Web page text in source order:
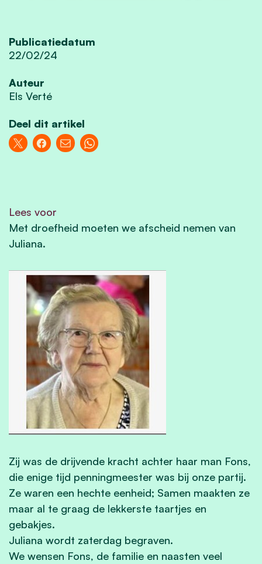
Publicatiedatum
22/02/24
Auteur
Els Verté
Deel dit artikel
Lees voor
Met droefheid moeten we afscheid nemen van
Juliana.
Zij was de drijvende kracht achter haar man Fons,
die enige tijd penningmeester was bij onze partij.
Ze waren een hechte eenheid; Samen maakten ze
maar al te graag de lekkerste taartjes en
gebakjes.
Juliana wordt zaterdag begraven.
We wensen Fons, de familie en naasten veel